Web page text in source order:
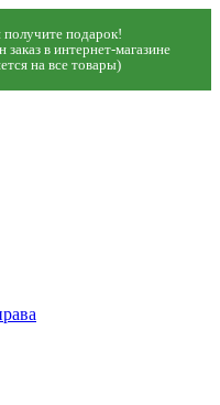
подарок!
в интернет-магазине
на все товары)